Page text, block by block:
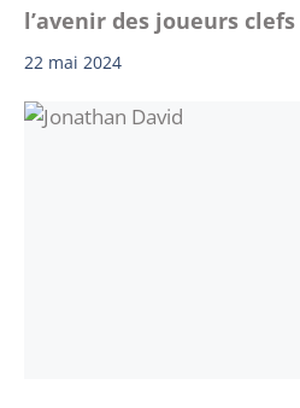
l’avenir des joueurs clefs
22 mai 2024